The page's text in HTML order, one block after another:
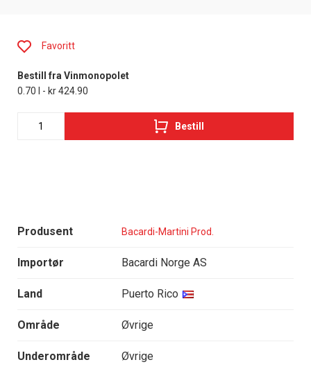
Produsent Bacardi-Martini Prod.
Importør Bacardi Norge AS
Land Puerto Rico
Område Øvrige
Underområde Øvrige
Favoritt
Bestill fra Vinmonopolet
0.70 l - kr 424.90
Bestill